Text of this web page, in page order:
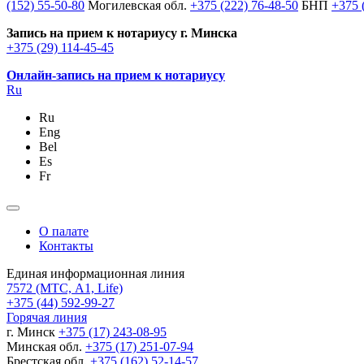
(152) 55-50-80 Могилевская обл. +375 (222) 76-48-50 БНП +375
Запись на прием к нотариусу г. Минска
+375 (29) 114-45-45
Онлайн-запись на прием к нотариусу
Ru
Ru
Eng
Bel
Es
Fr
О палате
Контакты
Единая информационная линия
7572 (МТС, A1, Life)
+375 (44) 592-99-27
Горячая линия
г. Минск +375 (17) 243-08-95
Минская обл. +375 (17) 251-07-94
Брестская обл. +375 (162) 52-14-57